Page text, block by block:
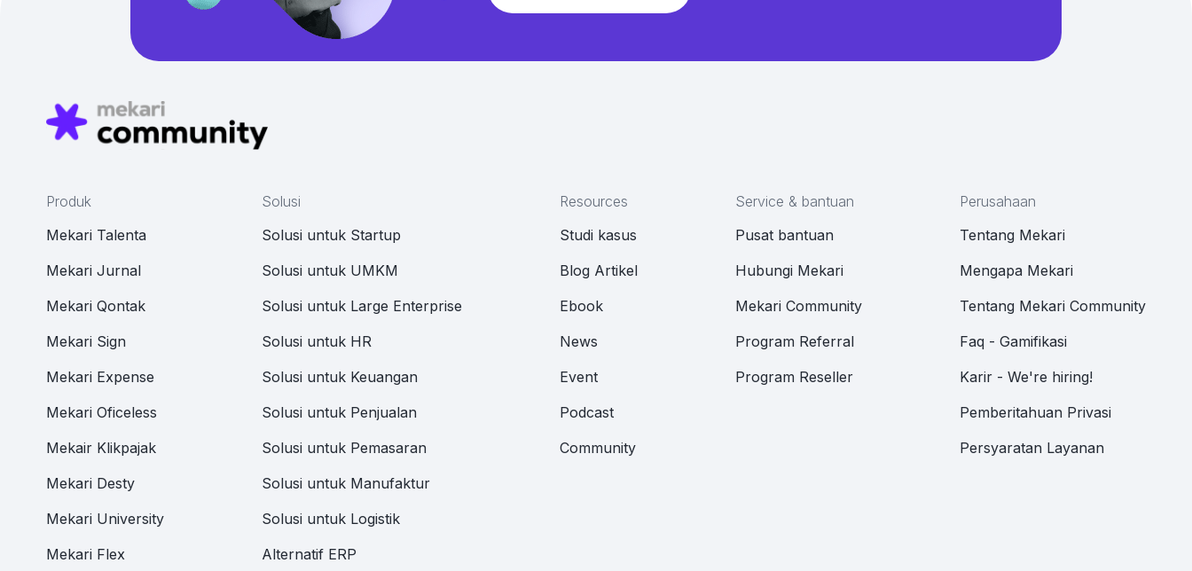
Produk
Mekari Talenta
Mekari Jurnal
Mekari Qontak
Mekari Sign
Mekari Expense
Mekari Oficeless
Mekair Klikpajak
Mekari Desty
Mekari University
Mekari Flex
Solusi
Solusi untuk Startup
Solusi untuk UMKM
Solusi untuk Large Enterprise
Solusi untuk HR
Solusi untuk Keuangan
Solusi untuk Penjualan
Solusi untuk Pemasaran
Solusi untuk Manufaktur
Solusi untuk Logistik
Alternatif ERP
Resources
Studi kasus
Blog Artikel
Ebook
News
Event
Podcast
Community
Service & bantuan
Pusat bantuan
Hubungi Mekari
Mekari Community
Program Referral
Program Reseller
Perusahaan
Tentang Mekari
Mengapa Mekari
Tentang Mekari Community
Faq - Gamifikasi
Karir - We're hiring!
Pemberitahuan Privasi
Persyaratan Layanan